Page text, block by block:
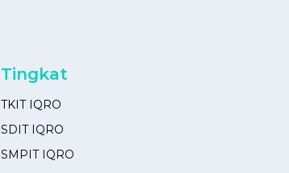
Tingkat
TKIT IQRO
SDIT IQRO
SMPIT IQRO